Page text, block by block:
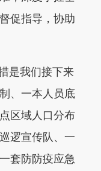
促指导，协助
是我们接下来
、一本人员底
区域人口分布
逻宣传队、一
套防防疫应急